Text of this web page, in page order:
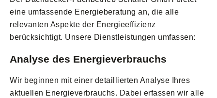
eine umfassende Energieberatung an, die alle
relevanten Aspekte der Energieeffizienz
berücksichtigt. Unsere Dienstleistungen umfassen:
Analyse des Energieverbrauchs
Wir beginnen mit einer detaillierten Analyse Ihres
aktuellen Energieverbrauchs. Dabei erfassen wir alle